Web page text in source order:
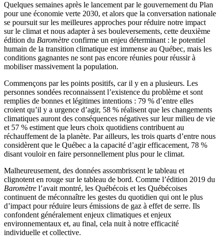
Quelques semaines après le lancement par le gouvernement du Plan
pour une économie verte 2030, et alors que la conversation nationale
se poursuit sur les meilleures approches pour réduire notre impact
sur le climat et nous adapter à ses bouleversements, cette deuxième
édition du Baromètre confirme un enjeu déterminant : le potentiel
humain de la transition climatique est immense au Québec, mais les
conditions gagnantes ne sont pas encore réunies pour réussir à
mobiliser massivement la population.
Commençons par les points positifs, car il y en a plusieurs. Les
personnes sondées reconnaissent l’existence du problème et sont
remplies de bonnes et légitimes intentions : 79 % d’entre elles
croient qu’il y a urgence d’agir, 58 % réalisent que les changements
climatiques auront des conséquences négatives sur leur milieu de vie
et 57 % estiment que leurs choix quotidiens contribuent au
réchauffement de la planète. Par ailleurs, les trois quarts d’entre nous
considèrent que le Québec a la capacité d’agir efficacement, 78 %
disant vouloir en faire personnellement plus pour le climat.
Malheureusement, des données assombrissent le tableau et
clignotent en rouge sur le tableau de bord. Comme l’édition 2019 du
Baromètre l’avait montré, les Québécois et les Québécoises
continuent de méconnaître les gestes du quotidien qui ont le plus
d’impact pour réduire leurs émissions de gaz à effet de serre. Ils
confondent généralement enjeux climatiques et enjeux
environnementaux et, au final, cela nuit à notre efficacité
individuelle et collective.